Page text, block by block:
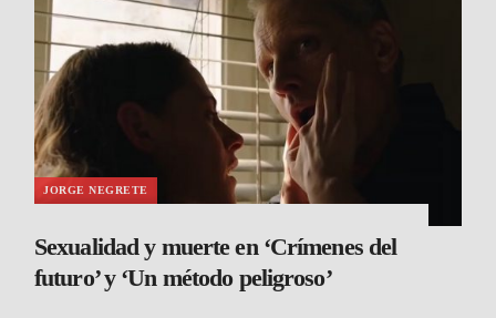
JORGE NEGRETE
Sexualidad y muerte en ‘Crímenes del
futuro’ y ‘Un método peligroso’